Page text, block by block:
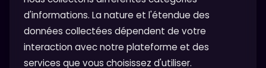
d'informations. La nature et l'étendue des
données collectées dépendent de votre
interaction avec notre plateforme et des
services que vous choisissez d'utiliser.